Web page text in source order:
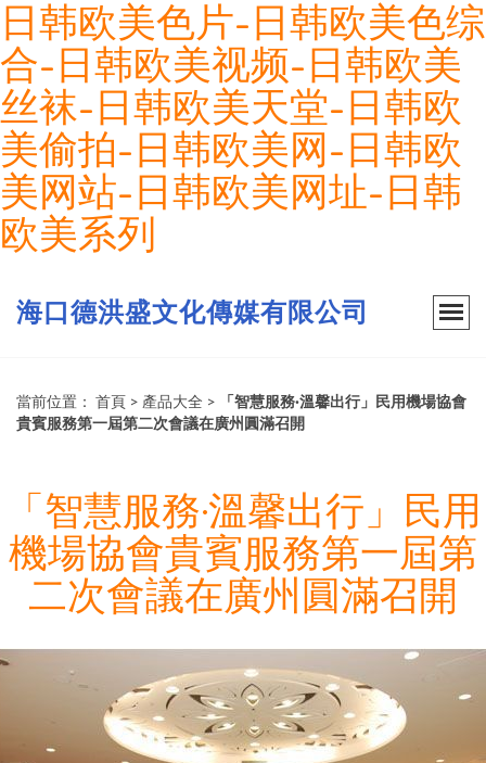
日韩欧美色片-日韩欧美色综
合-日韩欧美视频-日韩欧美
丝袜-日韩欧美天堂-日韩欧
美偷拍-日韩欧美网-日韩欧
美网站-日韩欧美网址-日韩
欧美系列
海口德洪盛文化傳媒有限公司
當前位置： 首頁 > 產品大全 >
「智慧服務·溫馨出行」民用機場協會
貴賓服務第一屆第二次會議在廣州圓滿召開
「智慧服務·溫馨出行」民用
機場協會貴賓服務第一屆第
二次會議在廣州圓滿召開